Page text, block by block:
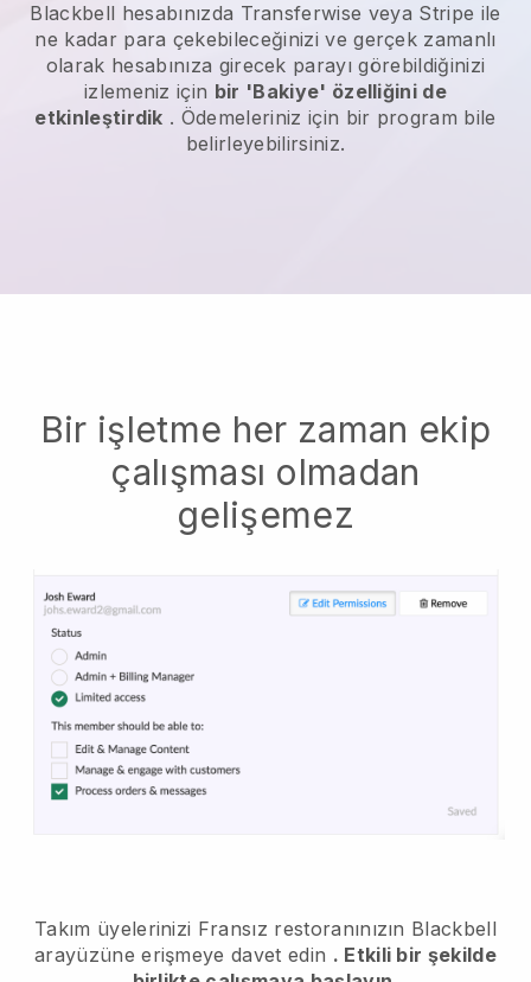
Blackbell hesabınızda Transferwise veya Stripe ile
ne kadar para çekebileceğinizi ve gerçek zamanlı
olarak hesabınıza girecek parayı görebildiğinizi
izlemeniz için bir 'Bakiye' özelliğini de
etkinleştirdik . Ödemeleriniz için bir program bile
belirleyebilirsiniz.
Bir işletme her zaman ekip
çalışması olmadan
gelişemez
Takım üyelerinizi Fransız restoranınızın Blackbell
arayüzüne erişmeye davet edin . Etkili bir şekilde